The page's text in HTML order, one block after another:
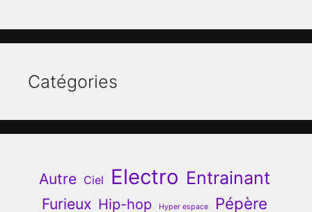
Catégories
Autre Ciel Electro Entrainant
Furieux Hip-hop Hyper espace Pépère